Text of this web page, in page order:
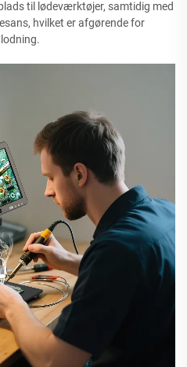
til lødeværktøjer, samtidig med
hvilket er afgørende for